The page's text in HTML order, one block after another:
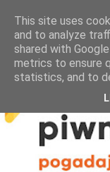
This site uses
and to analyze
shared with
metrics to ensure
statistics, and to